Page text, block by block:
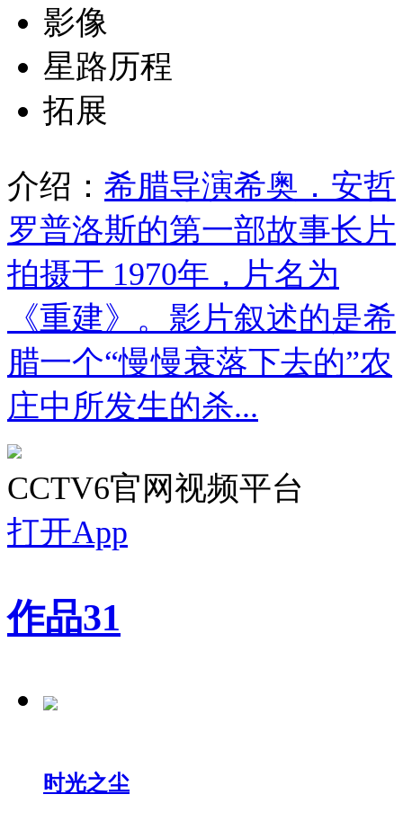
影像
星路历程
拓展
介绍： 希腊导演希奥．安哲
罗普洛斯的第一部故事长片
拍摄于 1970年，片名为
《重建》。影片叙述的是希
腊一个“慢慢衰落下去的”农
庄中所发生的杀...
CCTV6官网视频平台
打开App
作品31
时光之尘